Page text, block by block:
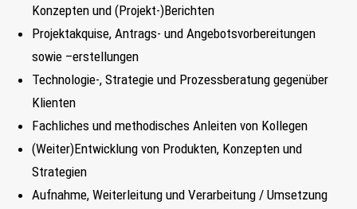
JETZT BEWERBEN
SUCHEN
Konzepten und (Projekt-)Berichten
Projektakquise, Antrags- und Angebotsvorbereitungen
sowie –erstellungen
Technologie-, Strategie und Prozessberatung gegenüber
Klienten
Fachliches und methodisches Anleiten von Kollegen
(Weiter)Entwicklung von Produkten, Konzepten und
Strategien
Aufnahme, Weiterleitung und Verarbeitung / Umsetzung